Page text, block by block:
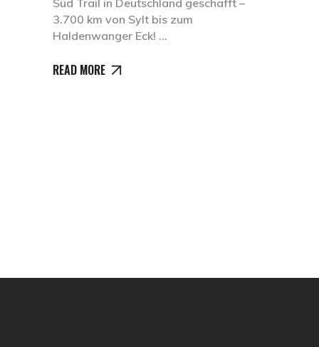
3.700 km von Sylt bis zum
Haldenwanger Eck!
READ MORE